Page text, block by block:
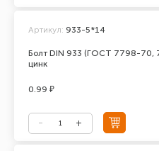
Болт DIN 933 (ГОСТ 7798-70,
цинк
Артикул: 933-5*14
0.99 ₽